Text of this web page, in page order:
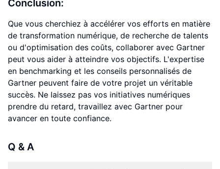
Conclusion:
Que vous cherchiez à accélérer vos efforts en matière
de transformation numérique, de recherche de talents
ou d'optimisation des coûts, collaborer avec Gartner
peut vous aider à atteindre vos objectifs. L'expertise
en benchmarking et les conseils personnalisés de
Gartner peuvent faire de votre projet un véritable
succès. Ne laissez pas vos initiatives numériques
prendre du retard, travaillez avec Gartner pour
avancer en toute confiance.
Q & A